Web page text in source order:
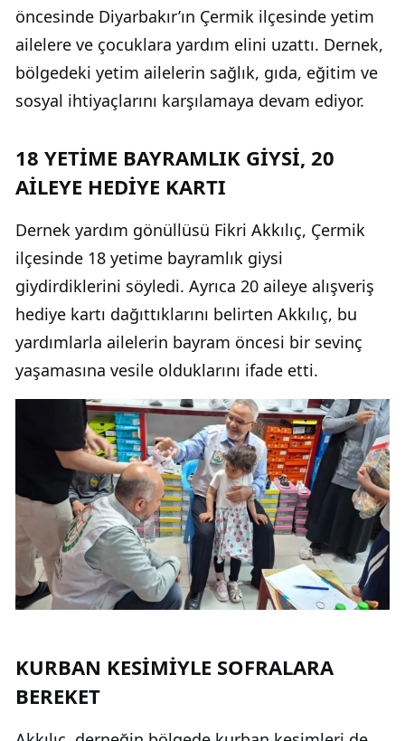
öncesinde Diyarbakır’ın Çermik ilçesinde yetim
ailelere ve çocuklara yardım elini uzattı. Dernek,
bölgedeki yetim ailelerin sağlık, gıda, eğitim ve
sosyal ihtiyaçlarını karşılamaya devam ediyor.
18 YETİME BAYRAMLIK GİYSİ, 20
AİLEYE HEDİYE KARTI
Dernek yardım gönüllüsü Fikri Akkılıç, Çermik
ilçesinde 18 yetime bayramlık giysi
giydirdiklerini söyledi. Ayrıca 20 aileye alışveriş
hediye kartı dağıttıklarını belirten Akkılıç, bu
yardımlarla ailelerin bayram öncesi bir sevinç
yaşamasına vesile olduklarını ifade etti.
KURBAN KESİMİYLE SOFRALARA
BEREKET